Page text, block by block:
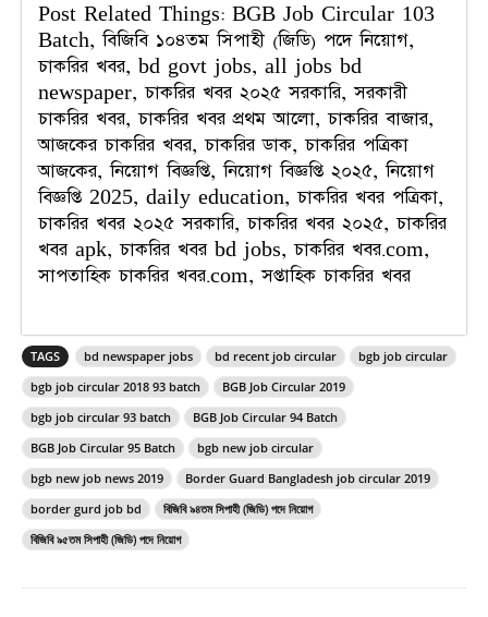
Post Related Things: BGB Job Circular 103
Batch, বিজিবি ১০৪তম সিপাহী (জিডি) পদে নিয়োগ,
চাকরির খবর, bd govt jobs, all jobs bd
newspaper, চাকরির খবর ২০২৫ সরকারি, সরকারী
চাকরির খবর, চাকরির খবর প্রথম আলো, চাকরির বাজার,
আজকের চাকরির খবর, চাকরির ডাক, চাকরির পত্রিকা
আজকের, নিয়োগ বিজ্ঞপ্তি, নিয়োগ বিজ্ঞপ্তি ২০২৫, নিয়োগ
বিজ্ঞপ্তি 2025, daily education, চাকরির খবর পত্রিকা,
চাকরির খবর ২০২৫ সরকারি, চাকরির খবর ২০২৫, চাকরির
খবর apk, চাকরির খবর bd jobs, চাকরির খবর.com,
সাপতাহিক চাকরির খবর.com, সপ্তাহিক চাকরির খবর
TAGS bd newspaper jobs bd recent job circular
bgb job circular
bgb job circular 2018 93 batch
BGB Job Circular 2019
bgb job circular 93 batch
BGB Job Circular 94 Batch
BGB Job Circular 95 Batch
bgb new job circular
bgb new job news 2019
Border Guard Bangladesh job circular 2019
border gurd job bd
বিজিবি ৯৪তম সিপাহী (জিডি) পদে নিয়োগ
বিজিবি ৯৫তম সিপাহী (জিডি) পদে নিয়োগ